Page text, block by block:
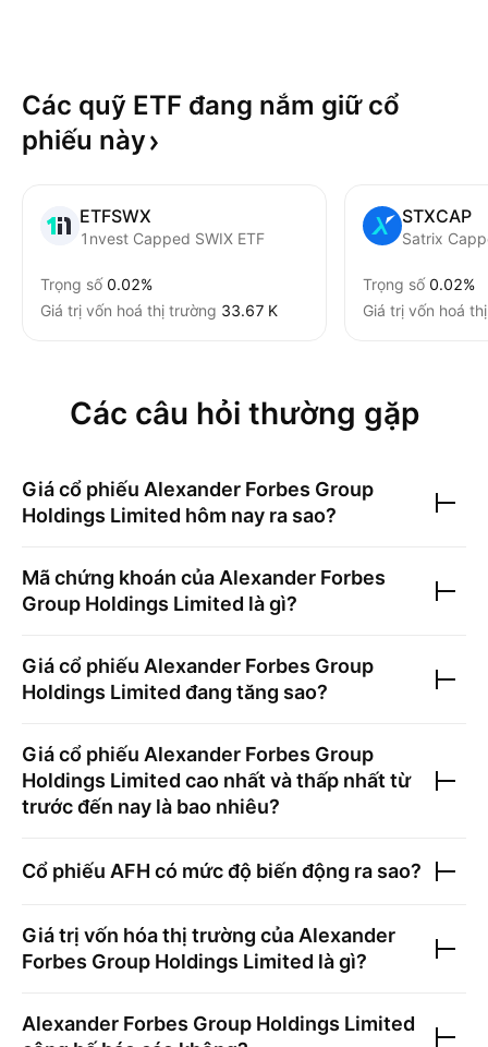
Các quỹ ETF đang nắm giữ cổ
phiếu này
ETFSWX
1nvest Capped SWIX ETF
Trọng số 0.02%
Giá trị vốn hoá thị trường ‪33.67 K‬
STXCAP
Trọng số 0.02%
Giá trị vốn hoá
Các câu hỏi thường gặp
Giá cổ phiếu Alexander Forbes Group
Holdings Limited hôm nay ra sao?
Mã chứng khoán của Alexander Forbes
Group Holdings Limited là gì?
Giá cổ phiếu Alexander Forbes Group
Holdings Limited đang tăng sao?
Giá cổ phiếu Alexander Forbes Group
Holdings Limited cao nhất và thấp nhất từ
trước đến nay là bao nhiêu?
Cổ phiếu AFH có mức độ biến động ra sao?
Giá trị vốn hóa thị trường của Alexander
Forbes Group Holdings Limited là gì?
Alexander Forbes Group Holdings Limited